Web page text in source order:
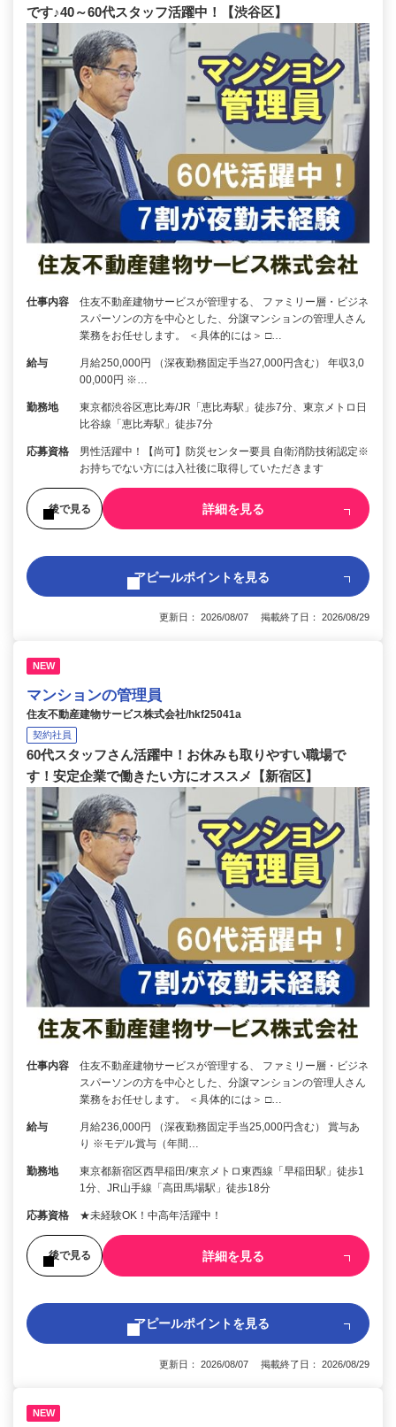
です♪40～60代スタッフ活躍中！【渋谷区】
仕事内容
住友不動産建物サービスが管理する、 ファミリー層・ビジネ
スパーソンの方を中心とした、分譲マンションの管理人さん
業務をお任せします。 ＜具体的には＞ □…
給与
月給250,000円 （深夜勤務固定手当27,000円含む） 年収3,0
00,000円 ※…
勤務地
東京都渋谷区恵比寿/JR「恵比寿駅」徒歩7分、東京メトロ日
比谷線「恵比寿駅」徒歩7分
応募資格
男性活躍中！【尚可】防災センター要員 自衛消防技術認定※
お持ちでない方には入社後に取得していただきます
後で見る 詳細を見る
アピールポイントを見る
更新日： 2026/08/07 掲載終了日： 2026/08/29
NEW
マンションの管理員
住友不動産建物サービス株式会社/hkf25041a
契約社員
60代スタッフさん活躍中！お休みも取りやすい職場で
す！安定企業で働きたい方にオススメ【新宿区】
仕事内容
住友不動産建物サービスが管理する、 ファミリー層・ビジネ
スパーソンの方を中心とした、分譲マンションの管理人さん
業務をお任せします。 ＜具体的には＞ □…
給与
月給236,000円 （深夜勤務固定手当25,000円含む） 賞与あ
り ※モデル賞与（年間…
勤務地
東京都新宿区西早稲田/東京メトロ東西線「早稲田駅」徒歩1
1分、JR山手線「高田馬場駅」徒歩18分
応募資格 ★未経験OK！中高年活躍中！
後で見る 詳細を見る
アピールポイントを見る
更新日： 2026/08/07 掲載終了日： 2026/08/29
NEW